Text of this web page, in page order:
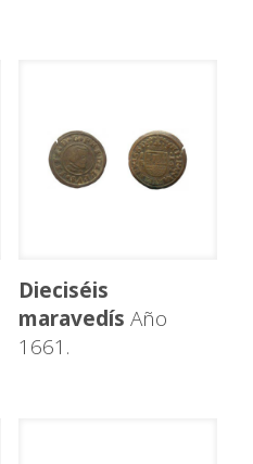
Dieciséis
maravedís Año
1661.